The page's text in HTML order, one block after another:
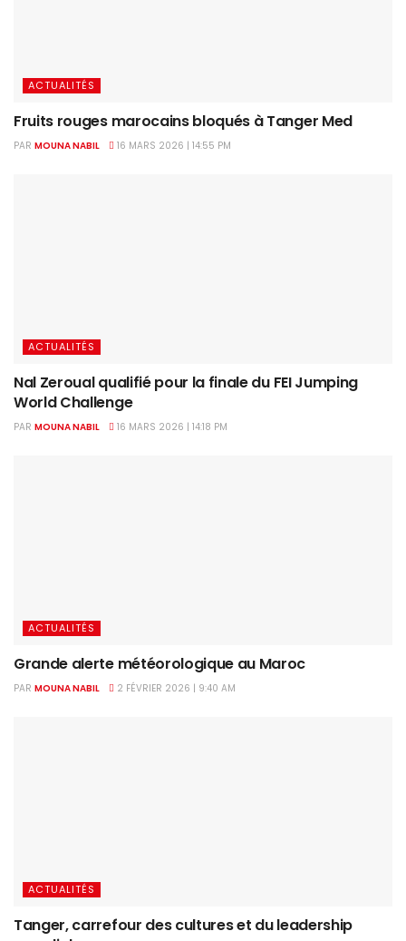
ACTUALITÉS
Fruits rouges marocains bloqués à Tanger Med
PAR MOUNA NABIL 16 MARS 2026 | 14:55 PM
ACTUALITÉS
Nal Zeroual qualifié pour la finale du FEI Jumping
World Challenge
PAR MOUNA NABIL 16 MARS 2026 | 14:18 PM
ACTUALITÉS
Grande alerte météorologique au Maroc
PAR MOUNA NABIL 2 FÉVRIER 2026 | 9:40 AM
ACTUALITÉS
Tanger, carrefour des cultures et du leadership